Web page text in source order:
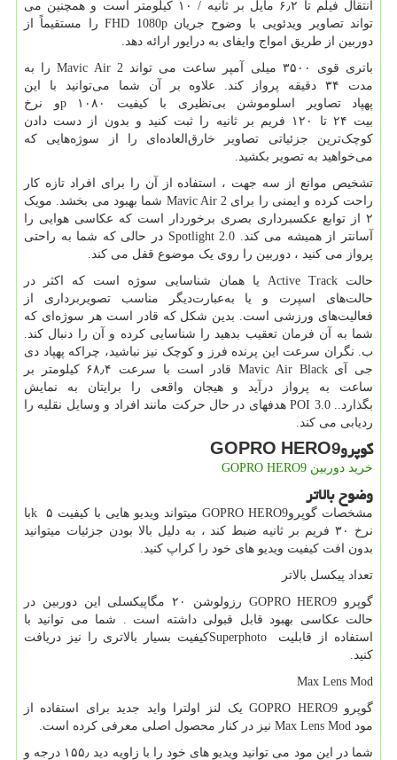
انتقال فیلم تا ۶٫۲ مایل بر ثانیه / ۱۰ کیلومتر است و همچنین می
تواند تصاویر ویدئویی با وضوح جریانFHD 1080pرا مستقیماً از
دوربین از طریق امواج وایفای به درایور ارائه دهد.
باتری قوی ۳۵۰۰ میلی آمپر ساعت می تواند
Mavic Air 2 را به
مدت ۳۴ دقیقه پرواز کند. علاوه بر آن شما می‌توانید با این
پهپاد تصاویر اسلوموشن بی‌نظیری با کیفیت ۱۰۸۰
pو نرخ
بیت ۲۴ تا ۱۲۰ فریم بر ثانیه را ثبت کنید و بدون از دست دادن
کوچک‌ترین جزئیاتی تصاویر خارق‌العاده‌ای را از سوژه‌هایی که
می‌خواهید به تصویر بکشید.
تشخیص موانع از سه جهت ، استفاده از آن را برای افراد تازه کار
راحت کرده و ایمنی را برای Mavic Air 2 شما بهبود می بخشد. مویک
۲ از توابع عکسبرداری بصری برخوردار است که عکاسی هوایی را
آسانتر از همیشه می کند. Spotlight 2.0 در حالی که شما به راحتی
پرواز می کنید ، دوربین را روی یک موضوع قفل می کند.
حالت Active Track یا همان شناسایی سوژه است که اکثر در
حالت‌های اسپرت و یا به‌عبارت‌دیگر مناسب تصویربرداری از
فعالیت‌های ورزشی است. بدین شکل که قادر است هر سوژه‌ای که
شما به آن فرمان تعقیب بدهید را شناسایی کرده و آن را دنبال کند.
ب. نگران سرعت این پرنده فرز و کوچک نیز نباشید، چراکه پهپاد دی
جی آی Mavic Air Black
قادر است با سرعت ۶۸٫۴ کیلومتر بر
ساعت به پرواز درآید و هیجان واقعی را برایتان به نمایش
بگذارد..POI 3.0هدفهای در حال حرکت مانند افراد و وسایل نقلیه را
ردیابی می کند.
گوپروGOPRO HERO9
خرید دوربین GOPRO HERO9
وضوح بالاتر
مشخصات گوپروGOPRO HERO9 میتواند ویدیو هایی با کیفیت ۵ kبا
نرخ ۳۰ فریم بر ثانیه ضبط کند ، به دلیل بالا بودن جزئیات میتوانید
بدون افت کیفیت ویدیو های خود را کراپ کنید.
تعداد پیکسل بالاتر
گوپرو GOPRO HERO9
رزولوشن ۲۰ مگاپیکسلی این دوربین در
حالت عکاسی بهبود قابل قبولی داشته است . شما می توانید با
استفاده از قابلیت
Superphotoکیفیت بسیار بالاتری را نیز دریافت
کنید.
Max Lens Mod
گوپرو GOPRO HERO9 یک لنز اولترا واید جدید برای استفاده از
مود Max Lens Mod نیز در کنار محصول اصلی معرفی کرده است.
شما در این مود می توانید ویدیو های خود را با زاویه دید ۱۵۵٫ درجه و